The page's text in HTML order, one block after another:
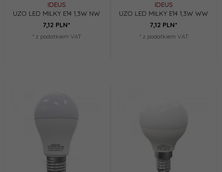
IDEUS
UZO LED MILKY E14 1,3W NW
7,12 PLN*
* z podatkiem VAT
IDEUS
UZO LED MILKY E14 1,3W WW
7,12 PLN*
* z podatkiem VAT